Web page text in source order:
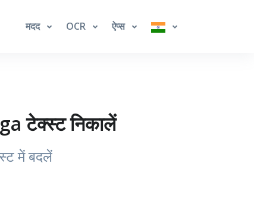
मदद OCR ऐप्स
टेक्स्ट निकालें
में बदलें